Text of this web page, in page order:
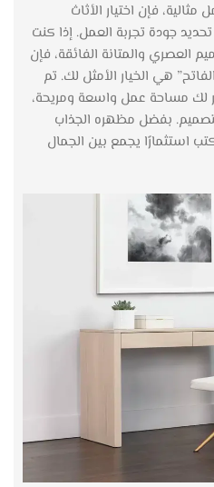
فإن اختيار الأثاث
جودة تجربة العمل. إذا كنت
العصري والمتانة الفائقة، فإن
هي الخيار الأمثل لك. تم
لك مساحة عمل واسعة ومريحة،
بفضل مظهره الجذاب
استثمارًا يجمع بين الجمال